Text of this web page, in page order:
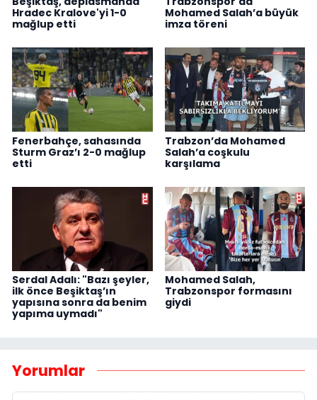
Hradec Kralove'yi 1-0
mağlup etti
Mohamed Salah’a büyük
imza töreni
Fenerbahçe, sahasında
Sturm Graz’ı 2-0 mağlup
etti
Trabzon’da Mohamed
Salah’a coşkulu
karşılama
Serdal Adalı: "Bazı şeyler,
ilk önce Beşiktaş’ın
yapısına sonra da benim
yapıma uymadı"
Mohamed Salah,
Trabzonspor formasını
giydi
Yorumlar